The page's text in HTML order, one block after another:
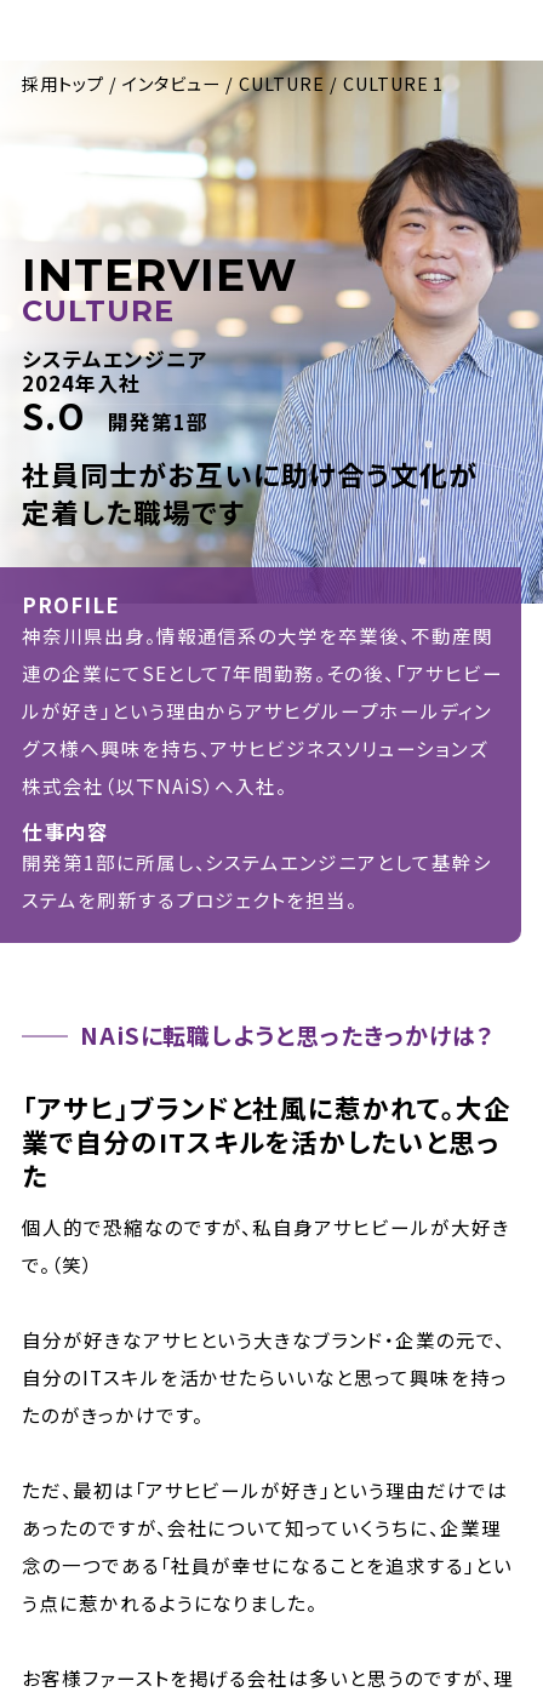
採用トップ インタビュー CULTURE CULTURE 1
INTERVIEW
CULTURE
システムエンジニア
2024年入社
S.O 開発第1部
社員同士がお互いに助け合う文化が
定着した職場です
PROFILE
神奈川県出身。情報通信系の大学を卒業後、不動産関
連の企業にてSEとして7年間勤務。その後、「アサヒビー
ルが好き」という理由からアサヒグループホールディン
グス様へ興味を持ち、アサヒビジネスソリューションズ
株式会社（以下NAiS）へ入社。
仕事内容
開発第1部に所属し、システムエンジニアとして基幹シ
ステムを刷新するプロジェクトを担当。
NAiSに転職しようと思ったきっかけは？
「アサヒ」ブランドと社風に惹かれて。大企
業で自分のITスキルを活かしたいと思っ
た
個人的で恐縮なのですが、私自身アサヒビールが大好き
で。（笑）
自分が好きなアサヒという大きなブランド・企業の元で、
自分のITスキルを活かせたらいいなと思って興味を持っ
たのがきっかけです。
ただ、最初は「アサヒビールが好き」という理由だけでは
あったのですが、会社について知っていくうちに、企業理
念の一つである「社員が幸せになることを追求する」とい
う点に惹かれるようになりました。
お客様ファーストを掲げる会社は多いと思うのですが、理